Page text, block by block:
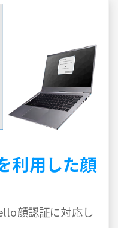
利用した顔
顔認証に対応し